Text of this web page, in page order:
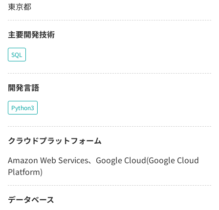
東京都
主要開発技術
SQL
開発言語
Python3
クラウドプラットフォーム
Amazon Web Services、Google Cloud(Google Cloud
Platform)
データベース